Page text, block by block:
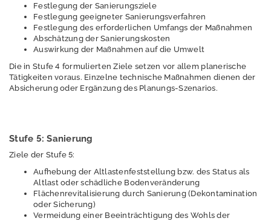
s
e
A
n
Festlegung der Sanierungsziele
Festlegung geeigneter Sanierungsverfahren
Festlegung des erforderlichen Umfangs der Maßnahmen
Abschätzung der Sanierungskosten
Auswirkung der Maßnahmen auf die Umwelt
Die in Stufe 4 formulierten Ziele setzen vor allem planerische
Tätigkeiten voraus. Einzelne technische Maßnahmen dienen der
Absicherung oder Ergänzung des Planungs-Szenarios.
Stufe 5: Sanierung
Ziele der Stufe 5:
Aufhebung der Altlastenfeststellung bzw. des Status als
Altlast oder schädliche Bodenveränderung
Flächenrevitalisierung durch Sanierung (Dekontamination
oder Sicherung)
Vermeidung einer Beeinträchtigung des Wohls der